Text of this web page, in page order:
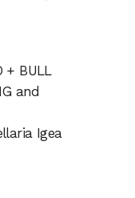
+ BULL
and
Igea